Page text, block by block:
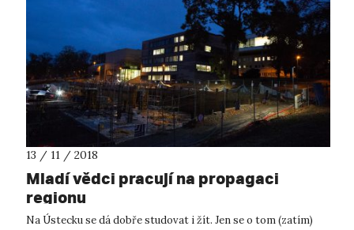
13 / 11 / 2018
Mladí vědci pracují na propagaci
regionu
Na Ústecku se dá dobře studovat i žít. Jen se o tom (zatím)